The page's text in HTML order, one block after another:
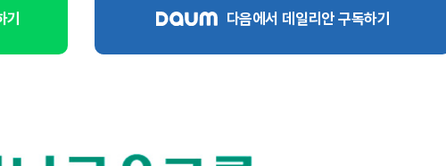
기 다음에서 데일리안 구독하기